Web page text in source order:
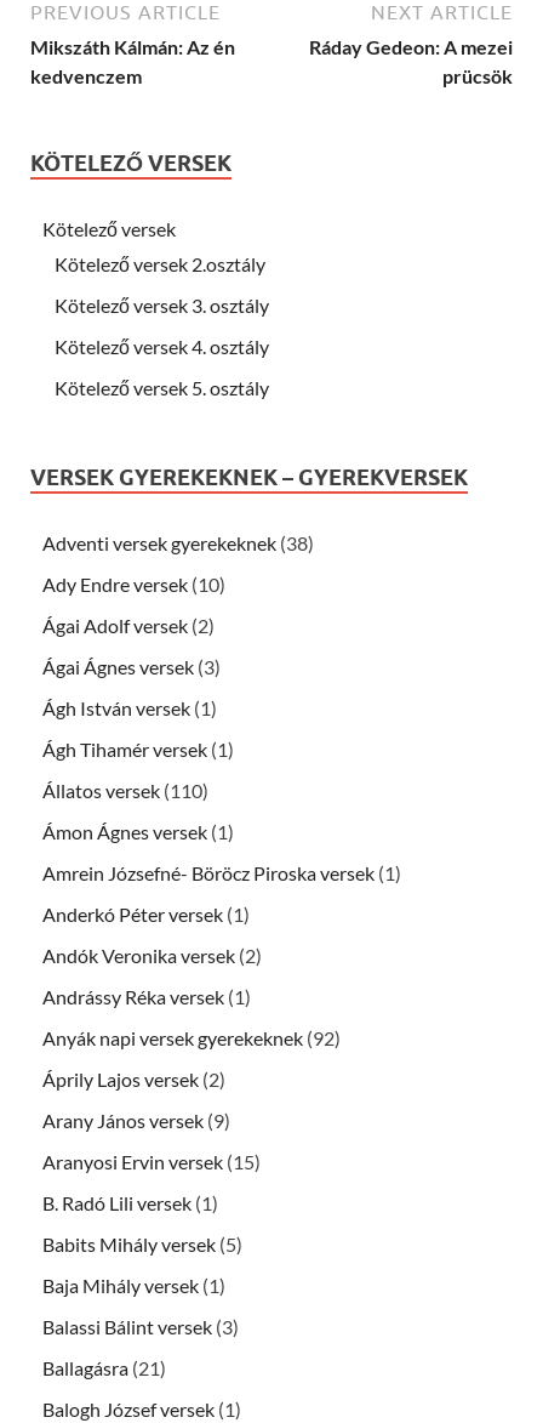
PREVIOUS ARTICLE
Mikszáth Kálmán: Az én
kedvenczem
NEXT ARTICLE
Ráday Gedeon: A mezei
prücsök
KÖTELEZŐ VERSEK
Kötelező versek
Kötelező versek 2.osztály
Kötelező versek 3. osztály
Kötelező versek 4. osztály
Kötelező versek 5. osztály
VERSEK GYEREKEKNEK – GYEREKVERSEK
Adventi versek gyerekeknek (38)
Ady Endre versek (10)
Ágai Adolf versek (2)
Ágai Ágnes versek (3)
Ágh István versek (1)
Ágh Tihamér versek (1)
Állatos versek (110)
Ámon Ágnes versek (1)
Amrein Józsefné- Böröcz Piroska versek (1)
Anderkó Péter versek (1)
Andók Veronika versek (2)
Andrássy Réka versek (1)
Anyák napi versek gyerekeknek (92)
Áprily Lajos versek (2)
Arany János versek (9)
Aranyosi Ervin versek (15)
B. Radó Lili versek (1)
Babits Mihály versek (5)
Baja Mihály versek (1)
Balassi Bálint versek (3)
Ballagásra (21)
Balogh József versek (1)